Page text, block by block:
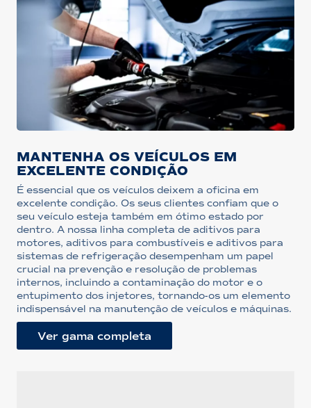
MANTENHA OS VEÍCULOS EM
EXCELENTE CONDIÇÃO
É essencial que os veículos deixem a oficina em
excelente condição. Os seus clientes confiam que o
seu veículo esteja também em ótimo estado por
dentro. A nossa linha completa de aditivos para
motores, aditivos para combustíveis e aditivos para
sistemas de refrigeração desempenham um papel
crucial na prevenção e resolução de problemas
internos, incluindo a contaminação do motor e o
entupimento dos injetores, tornando-os um elemento
indispensável na manutenção de veículos e máquinas.
Ver gama completa